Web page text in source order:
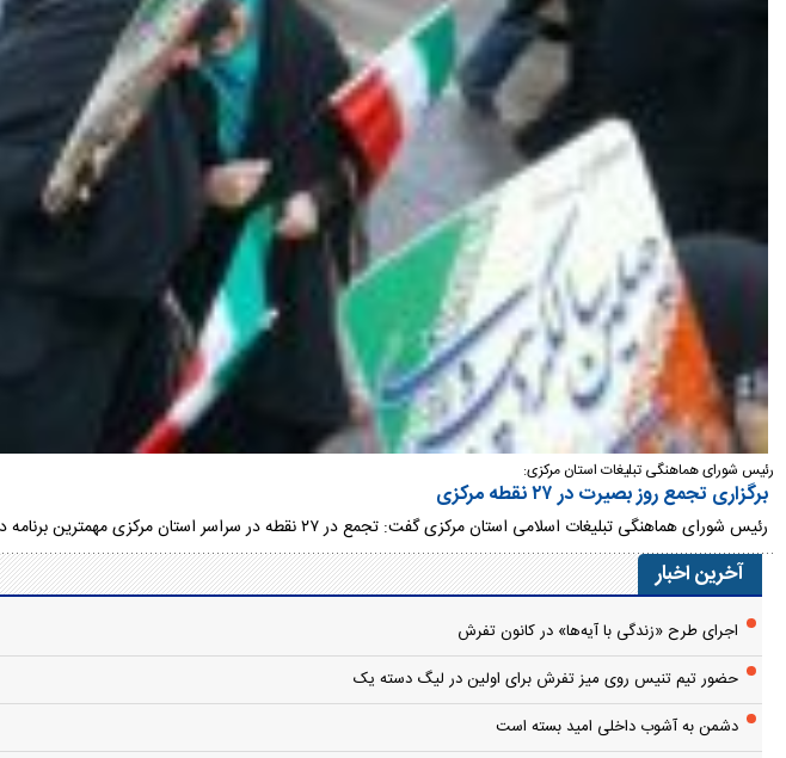
رئیس شورای هماهنگی تبلیغات استان مرکزی:
برگزاری تجمع روز بصیرت در ۲۷ نقطه مرکزی
رئیس شورای هماهنگی تبلیغات اسلامی استان مرکزی گفت: تجمع در ۲۷ نقطه در سراسر استان مرکزی مهمترین برنامه در روز ۹ دی است که با حضور پرشکوه مردم برگزار خواهد شد.
آخرین اخبار
اجرای طرح «زندگی با آیه‌ها» در کانون تفرش
حضور تیم تنیس روی میز تفرش برای اولین در لیگ دسته یک
دشمن به آشوب داخلی امید بسته است